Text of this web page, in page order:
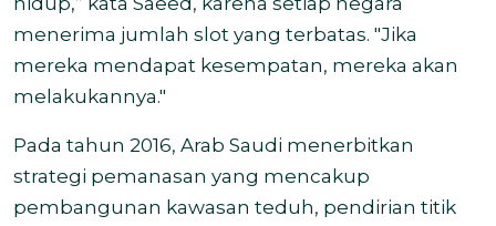
menerima jumlah slot yang terbatas. "Jika
mereka mendapat kesempatan, mereka akan
melakukannya."
Pada tahun 2016, Arab Saudi menerbitkan
strategi pemanasan yang mencakup
pembangunan kawasan teduh, pendirian titik